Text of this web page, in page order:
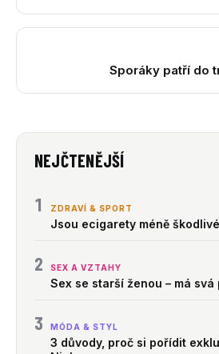
Sporáky patří do
NEJČTENĚJŠÍ
1 ZDRAVÍ & SPORT
Jsou ecigarety méně
2 SEX A VZTAHY
Sex se starší ženou – má svá
3 MÓDA & STYL
3 důvody, proč si pořídit